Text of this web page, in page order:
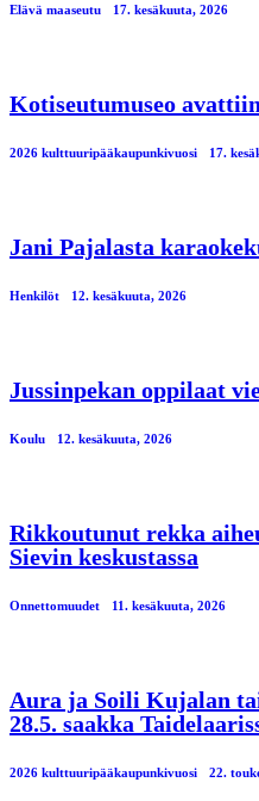
Elävä maaseutu 17. kesäkuuta, 2026
Kotiseutumuseo
2026 kulttuuripääkaupunkivuosi 17.
Jani Pajalasta
Henkilöt 12. kesäkuuta, 2026
Jussinpekan oppilaat
Koulu 12. kesäkuuta, 2026
Rikkoutunut rekka
Sievin keskustassa
Onnettomuudet 11. kesäkuuta, 2026
Aura ja Soili Kujalan
28.5. saakka
2026 kulttuuripääkaupunkivuosi 22.